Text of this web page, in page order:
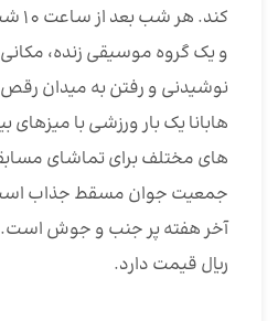
و یک گروه موسیقی زنده،
نوشیدنی و رفتن به میدان
هابانا یک بار ورزشی با
های مختلف برای تماشای
جمعیت جوان مسقط جذاب است
ریال قیمت دارد.